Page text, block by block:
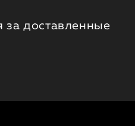
за доставленные